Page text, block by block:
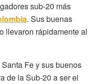
sub-20 más
. Sus buenas
llevaron rápidamente al
Fe y sus buenos
de la Sub-20 a ser el